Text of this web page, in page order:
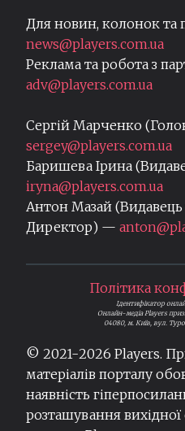
Для новин, колонок та
news@players.com.ua
Реклама та робота з
adv@players.com.ua
Сергій Марченко
sergey@players.com.ua
Баришева Ірина
iryna@players.com.ua
Антон Мазай (Видавець
Директор) —
Політика
Ідентифікатор
Онлайн-медіа Players
04080, м. Київ, вул.
© 2021-2026 Players.
матеріалів порталу
наявність
розташування вихідної